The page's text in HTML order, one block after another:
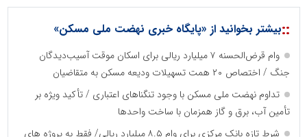
::بیشتر بخوانید از «پایگاه خبری نهضت ملی مسکن»
وام قرض‌الحسنه ۷ میلیارد ریالی برای اسکان موقت آسیب‌دیدگان
جنگ / اختصاص ۲۰ همت تسهیلات ودیعه مسکن به متقاضیان
تداوم نهضت ملی مسکن با وجود تنگناهای اعتباری / تأکید ویژه بر
تأمین آب، برق و گاز همزمان با ساخت واحدها
شرط تازه بانک مرکزی برای وام ۸.۵ میلیارد ریالی/ فقط به پروژه های